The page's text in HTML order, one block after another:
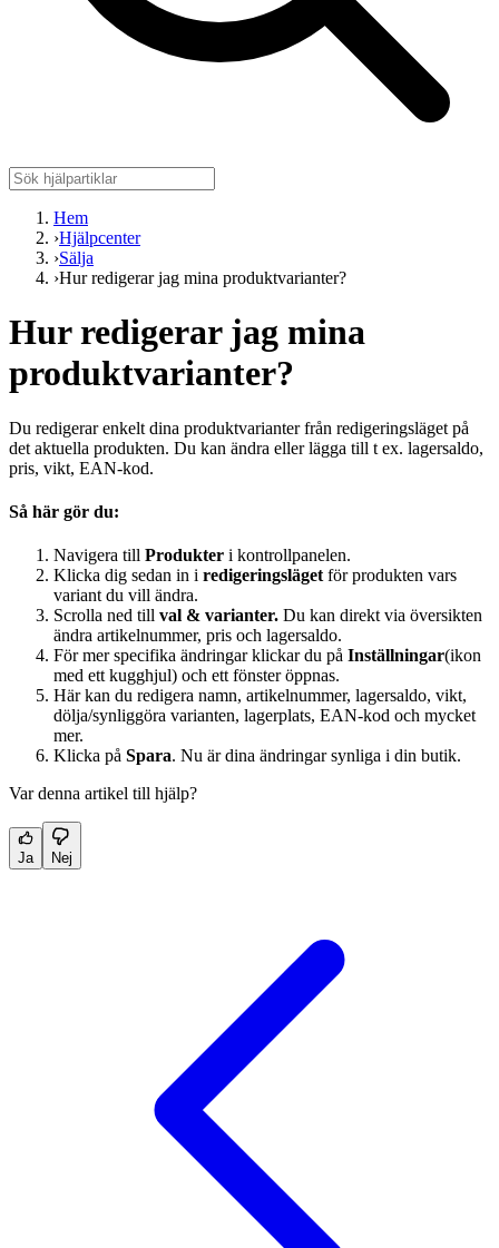
Hem
›Hjälpcenter
›Sälja
›Hur redigerar jag mina produktvarianter?
Hur redigerar jag mina
produktvarianter?
Du redigerar enkelt dina produktvarianter från redigeringsläget på
det aktuella produkten. Du kan ändra eller lägga till t ex. lagersaldo,
pris, vikt, EAN-kod.
Så här gör du:
Navigera till Produkter i kontrollpanelen.
Klicka dig sedan in i redigeringslägetför produkten vars
variant du vill ändra.
Scrolla ned till val & varianter. Du kan direkt via översikten
ändra artikelnummer, pris och lagersaldo.
För mer specifika ändringar klickar du på Inställningar(ikon
med ett kugghjul) och ett fönster öppnas.
Här kan du redigera namn, artikelnummer, lagersaldo, vikt,
dölja/synliggöra varianten, lagerplats, EAN-kod och mycket
mer.
Klicka på Spara. Nu är dina ändringar synliga i din butik.
Var denna artikel till hjälp?
Ja Nej